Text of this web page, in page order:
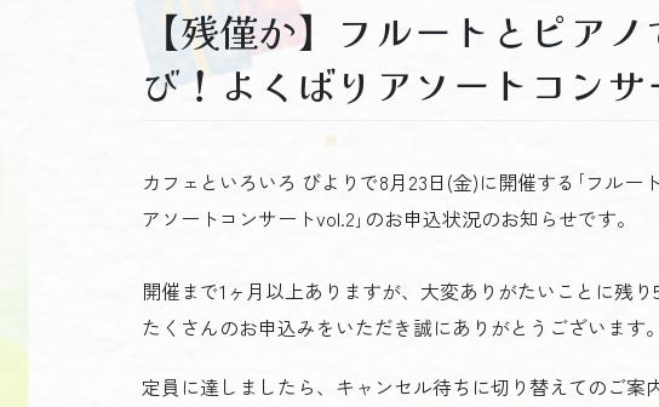
【残僅か】フルートとピア
び！よくばりアソートコン
カフェといろいろ びよりで8月23日(金)に開催する｢フルー
アソートコンサートvol.2｣のお申込状況のお知らせです。
開催まで1ヶ月以上ありますが、大変ありがたいことに残り
たくさんのお申込みをいただき誠にありがとうございます。
定員に達しましたら、キャンセル待ちに切り替えてのご案